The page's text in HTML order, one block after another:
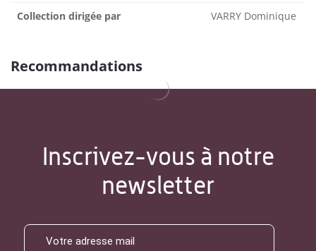
Collection dirigée par VARRY Dominique
Recommandations
Inscrivez-vous à notre
newsletter